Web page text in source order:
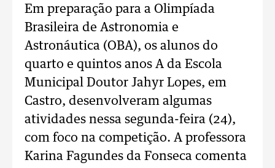
Em preparação para a Olimpíada
Brasileira de Astronomia e
Astronáutica (OBA), os alunos do
quarto e quintos anos A da Escola
Municipal Doutor Jahyr Lopes, em
Castro, desenvolveram algumas
atividades nessa segunda-feira (24),
com foco na competição. A professora
Karina Fagundes da Fonseca comenta